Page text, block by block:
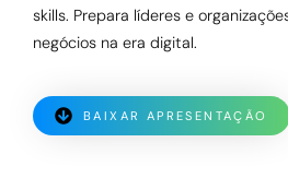
skills. Prepara líderes e
negócios na era digital.
BAIXAR APRESENTAÇÃO